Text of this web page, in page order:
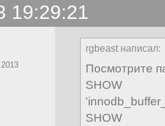
19:29:21
rgbeast написал:
Посмотрите
SHOW
SHOW